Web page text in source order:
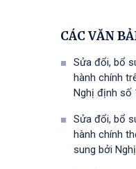
CÁC VĂN
Sửa đổi, bổ
hành chính
Nghị định
Sửa đổi, bổ
hành chính
sung bởi